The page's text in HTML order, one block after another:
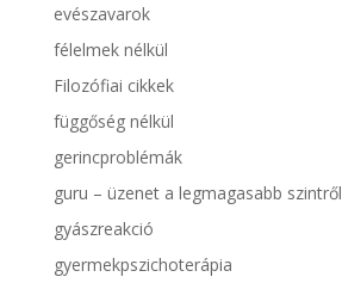
evészavarok
félelmek nélkül
Filozófiai cikkek
függőség nélkül
gerincproblémák
guru – üzenet a legmagasabb szintről
gyászreakció
gyermekpszichoterápia